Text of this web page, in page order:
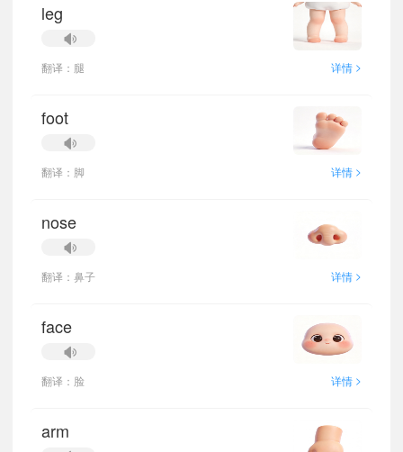
leg
翻译：腿 详情 >
foot
翻译：脚 详情 >
nose
翻译：鼻子 详情 >
face
翻译：脸 详情 >
arm